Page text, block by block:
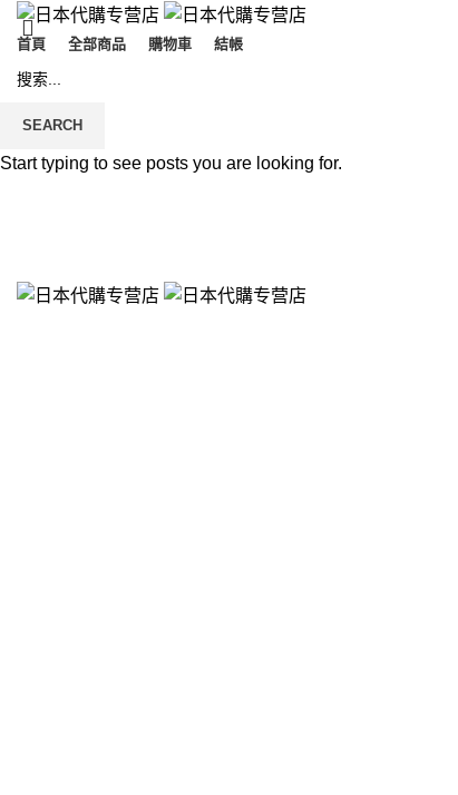
首頁 全部商品 購物車 結帳
SEARCH
Start typing to see posts you are looking for.